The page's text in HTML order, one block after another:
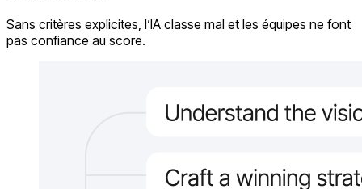
Sans critères explicites, l’IA classe mal et les équipes ne font
pas confiance au score.